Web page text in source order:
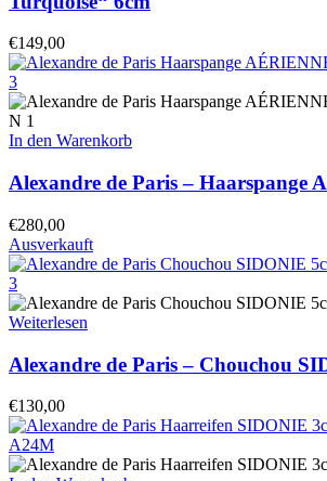
€149,00
In den Warenkorb
Alexandre de Paris – Haarspange
€280,00
Ausverkauft
Weiterlesen
Alexandre de Paris – Chouchou
€130,00